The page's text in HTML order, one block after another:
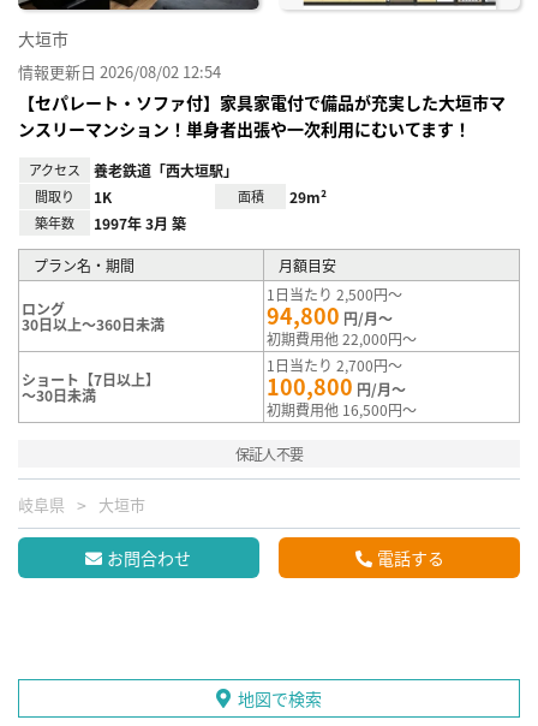
大垣市
情報更新日 2026/08/02 12:54
【セパレート・ソファ付】家具家電付で備品が充実した大垣市マ
ンスリーマンション！単身者出張や一次利用にむいてます！
アクセス 養老鉄道「西大垣駅」
間取り 1K 面積 29m²
築年数 1997年 3月 築
プラン名・期間 月額目安
ロング
30日以上～360日未満
1日当たり 2,500円～
94,800 円/月～
初期費用他 22,000円～
ショート【7日以上】
～30日未満
1日当たり 2,700円～
100,800 円/月～
初期費用他 16,500円～
保証人不要
岐阜県 大垣市
お問合わせ 電話する
地図で検索